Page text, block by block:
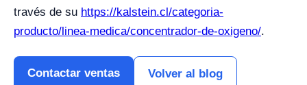
través de su https://kalstein.cl/categoria-
producto/linea-medica/concentrador-de-oxigeno/.
Contactar ventas Volver al blog